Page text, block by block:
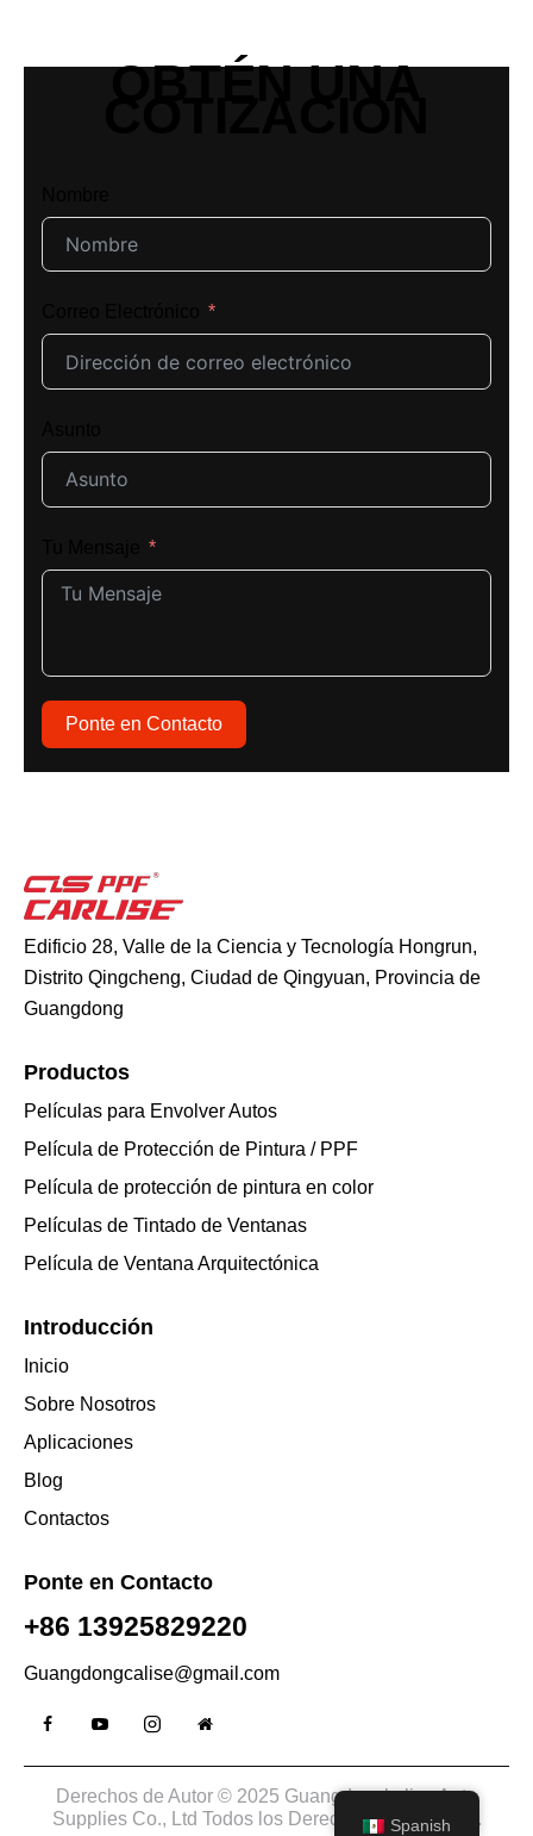
OBTÉN UNA
Ponte en Contacto
Edificio 28, Valle de la Ciencia y Tecnología Hongrun,
Distrito Qingcheng, Ciudad de Qingyuan, Provincia de
Guangdong
Productos
Películas para Envolver Autos
Película de Protección de Pintura / PPF
Película de protección de pintura en color
Películas de Tintado de Ventanas
Película de Ventana Arquitectónica
Introducción
Inicio
Sobre Nosotros
Aplicaciones
Blog
Contactos
Ponte en Contacto
+86 13925829220
Guangdongcalise@gmail.com
Derechos de Autor © 2025 Guangdongkalise Auto
Supplies Co., Ltd Todos los Derechos Reservados.
Spanish